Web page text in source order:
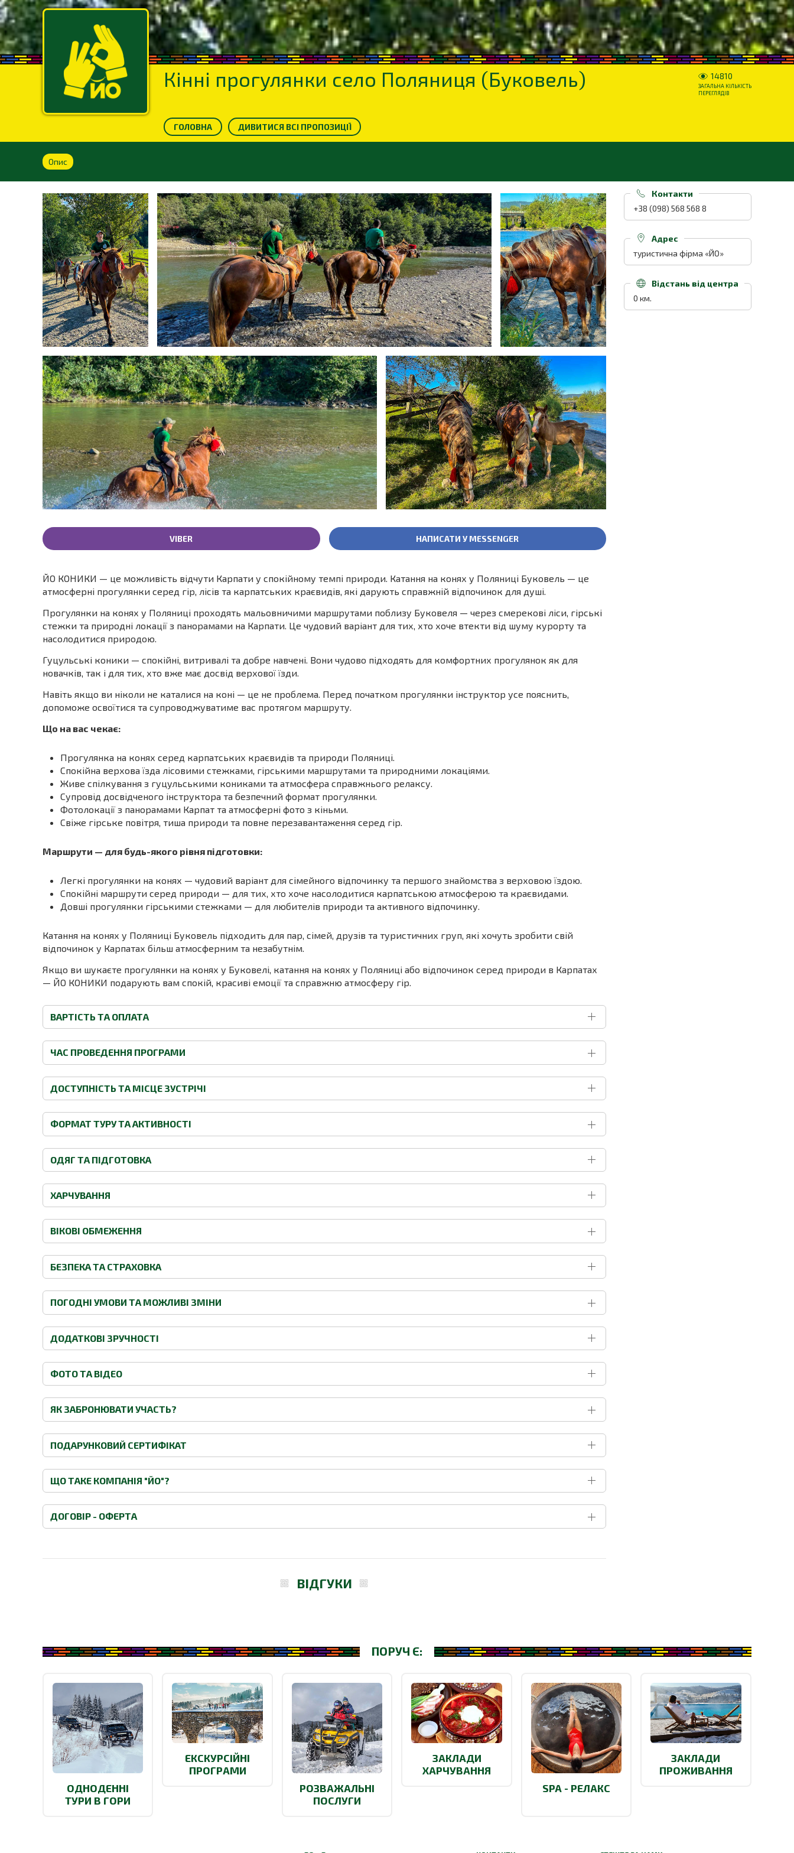
Кінні прогулянки село Поляниця (Буковель) 14810
ЗАГАЛЬНА КІЛЬКІСТЬ
ПЕРЕГЛЯДІВ
ГОЛОВНА ДИВИТИСЯ ВСІ ПРОПОЗИЦІЇ
Опис
VIBER НАПИСАТИ У MESSENGER
ЙО КОНИКИ — це можливість відчути Карпати у спокійному темпі природи. Катання на конях у Поляниці Буковель — це
атмосферні прогулянки серед гір, лісів та карпатських краєвидів, які дарують справжній відпочинок для душі.
Прогулянки на конях у Поляниці проходять мальовничими маршрутами поблизу Буковеля — через смерекові ліси, гірські
стежки та природні локації з панорамами на Карпати. Це чудовий варіант для тих, хто хоче втекти від шуму курорту та
насолодитися природою.
Гуцульські коники — спокійні, витривалі та добре навчені. Вони чудово підходять для комфортних прогулянок як для
новачків, так і для тих, хто вже має досвід верхової їзди.
Навіть якщо ви ніколи не каталися на коні — це не проблема. Перед початком прогулянки інструктор усе пояснить,
допоможе освоїтися та супроводжуватиме вас протягом маршруту.
Що на вас чекає:
Прогулянка на конях серед карпатських краєвидів та природи Поляниці.
Спокійна верхова їзда лісовими стежками, гірськими маршрутами та природними локаціями.
Живе спілкування з гуцульськими кониками та атмосфера справжнього релаксу.
Супровід досвідченого інструктора та безпечний формат прогулянки.
Фотолокації з панорамами Карпат та атмосферні фото з кіньми.
Свіже гірське повітря, тиша природи та повне перезавантаження серед гір.
Маршрути — для будь-якого рівня підготовки:
Легкі прогулянки на конях — чудовий варіант для сімейного відпочинку та першого знайомства з верховою їздою.
Спокійні маршрути серед природи — для тих, хто хоче насолодитися карпатською атмосферою та краєвидами.
Довші прогулянки гірськими стежками — для любителів природи та активного відпочинку.
Катання на конях у Поляниці Буковель підходить для пар, сімей, друзів та туристичних груп, які хочуть зробити свій
відпочинок у Карпатах більш атмосферним та незабутнім.
Якщо ви шукаєте прогулянки на конях у Буковелі, катання на конях у Поляниці або відпочинок серед природи в Карпатах
— ЙО КОНИКИ подарують вам спокій, красиві емоції та справжню атмосферу гір.
ВАРТІСТЬ ТА ОПЛАТА
ЧАС ПРОВЕДЕННЯ ПРОГРАМИ
ДОСТУПНІСТЬ ТА МІСЦЕ ЗУСТРІЧІ
ФОРМАТ ТУРУ ТА АКТИВНОСТІ
ОДЯГ ТА ПІДГОТОВКА
ХАРЧУВАННЯ
ВІКОВІ ОБМЕЖЕННЯ
БЕЗПЕКА ТА СТРАХОВКА
ПОГОДНІ УМОВИ ТА МОЖЛИВІ ЗМІНИ
ДОДАТКОВІ ЗРУЧНОСТІ
ФОТО ТА ВІДЕО
ЯК ЗАБРОНЮВАТИ УЧАСТЬ?
ПОДАРУНКОВИЙ СЕРТИФІКАТ
ЩО ТАКЕ КОМПАНІЯ "ЙО"?
ДОГОВІР - ОФЕРТА
ВІДГУКИ
Контакти
+38 (098) 568 568 8
Адрес
туристична фірма «ЙО»
Відстань від центра
0 км.
ПОРУЧ Є:
ОДНОДЕННІ
ТУРИ В ГОРИ
ЕКСКУРСІЙНІ
ПРОГРАМИ
РОЗВАЖАЛЬНІ
ПОСЛУГИ
ЗАКЛАДИ
ХАРЧУВАННЯ
SPA - РЕЛАКС
ЗАКЛАДИ
ПРОЖИВАННЯ